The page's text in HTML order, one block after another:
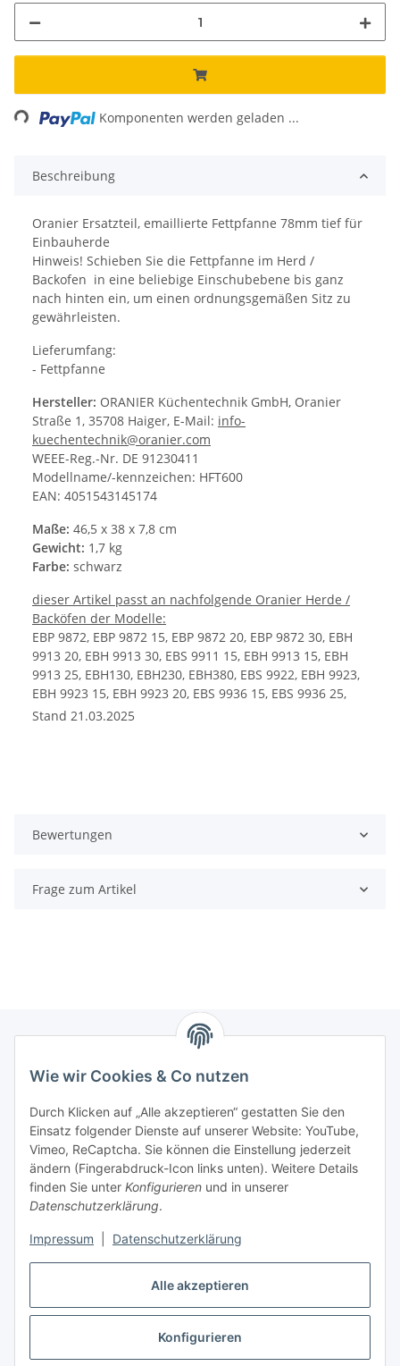
Alle akzeptieren
Konfigurieren
Wie wir Cookies & Co nutzen
Durch Klicken auf „Alle akzeptieren“ gestatten Sie den
Einsatz folgender Dienste auf unserer Website: YouTube,
Vimeo, ReCaptcha. Sie können die Einstellung jederzeit
ändern (Fingerabdruck-Icon links unten). Weitere Details
finden Sie unter Konfigurieren und in unserer
Datenschutzerklärung.
Impressum Datenschutzerklärung
Komponenten werden geladen ...
Beschreibung
Oranier Ersatzteil, emaillierte Fettpfanne 78mm tief für
Einbauherde
Hinweis! Schieben Sie die Fettpfanne im Herd /
Backofen in eine beliebige Einschubebene bis ganz
nach hinten ein, um einen ordnungsgemäßen Sitz zu
gewährleisten.
Lieferumfang:
- Fettpfanne
Hersteller: ORANIER Küchentechnik GmbH, Oranier
Straße 1, 35708 Haiger, E-Mail: info-
kuechentechnik@oranier.com
WEEE-Reg.-Nr. DE 91230411
Modellname/-kennzeichen: HFT600
EAN: 4051543145174
Maße: 46,5 x 38 x 7,8 cm
Gewicht: 1,7 kg
Farbe: schwarz
dieser Artikel passt an nachfolgende Oranier Herde /
Backöfen der Modelle:
EBP 9872, EBP 9872 15, EBP 9872 20, EBP 9872 30, EBH
9913 20, EBH 9913 30, EBS 9911 15, EBH 9913 15, EBH
9913 25, EBH130, EBH230, EBH380, EBS 9922, EBH 9923,
EBH 9923 15, EBH 9923 20, EBS 9936 15, EBS 9936 25,
EBH 9938 15
Stand 21.03.2025
Bewertungen
Frage zum Artikel
Zahlungsmöglichkeiten
Versandinformationen
Gesetzliche Informationen
Vertrag widerrufen